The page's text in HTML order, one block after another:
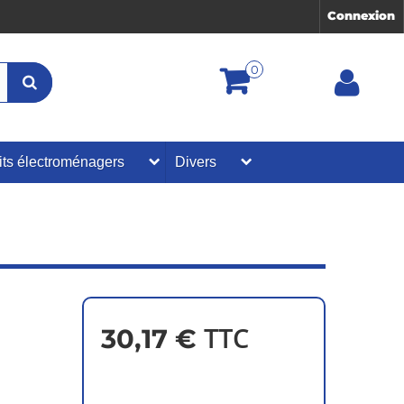
Connexion
0
électroménagers Divers
30,17 € TTC